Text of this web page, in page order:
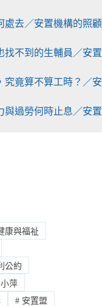
處去／安置機構的照顧
找不到的生輔員／安置
究竟算不算工時？／安
與過勞何時止息／安置
康與福祉
公約
萍
# 安置盟